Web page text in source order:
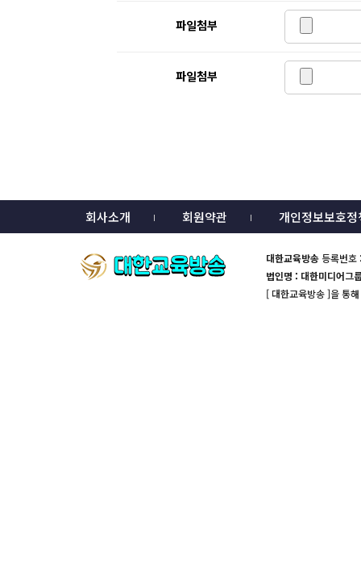
파일첨부
파일첨부
회사소개 회원약관 개인정보보호정
대한교육방송 등록번
법인명 : 대한미디어그
[ 대한교육방송 ]을 통